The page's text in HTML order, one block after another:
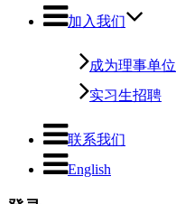
加入我们
成为理事单位
实习生招聘
联系我们
English